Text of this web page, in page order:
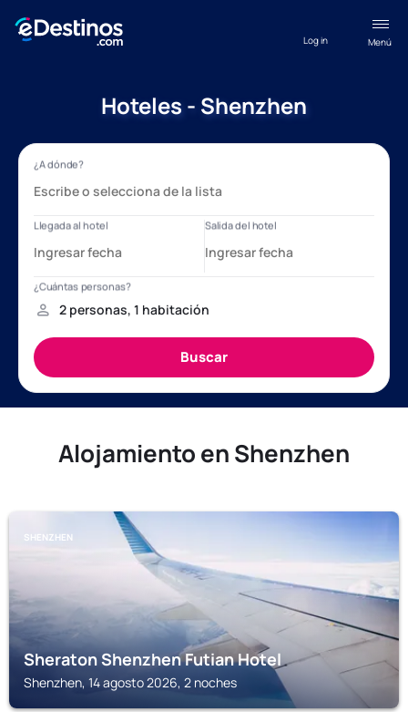
Menú
Log in
Hoteles - Shenzhen
Alojamiento en Shenzhen
SHENZHEN
Sheraton Shenzhen Futian Hotel
Shenzhen, 14 agosto 2026, 2 noches